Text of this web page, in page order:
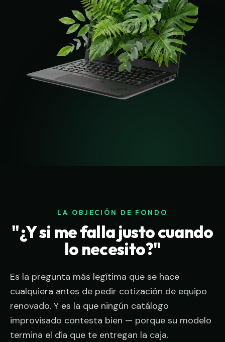
LA OBJECIÓN DE FONDO
"¿Y si me falla justo cuando
lo necesito?"
Es la pregunta más legítima que se hace
cualquiera antes de pedir cotización de equipo
renovado. Y es la que ningún catálogo
improvisado contesta bien — porque su modelo
termina el día que te entregan la caja.